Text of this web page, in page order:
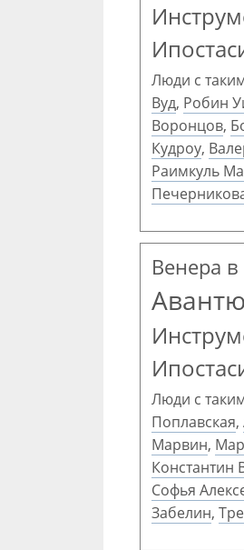
Люди с
Вуд, Робин
Воронцов,
Кудроу,
Раимкуль
Венера
Люди с
Поплавская,
Марвин,
Константин
Софья
Забелин,